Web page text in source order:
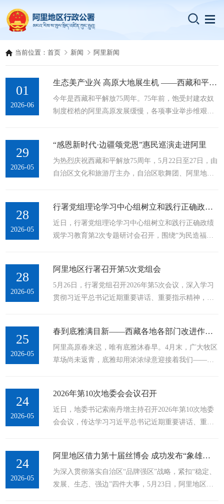
当前位置：首页 新闻 阿里新闻
01
2026-06
生态美产业兴 高原大地展生机 ——西藏和平解放75年来阿里地区发展成就综述
今年是西藏和平解放75周年。75年前，饱受封建农奴
制度桎梏的阿里高原发展缓慢，各项事业举步维艰。
会、民生等各个方面发生了翻天覆地的变化。地区生
产总值从上世纪60年代的0.082亿元攀升至2025年的
114.21亿元，城镇、农村居民人均可支配收入分别从
变和奋进力量。...
29
2026-05
“感恩新时代·边疆颂党恩”惠民巡演走进阿里
为热烈庆祝西藏和平解放75周年，5月22日至27日，由
自治区文化和旅游厅主办，自治区歌舞团、阿里地区
地区顺利开展。图为噶尔县专场演出现场。记者 洛桑
旦增 摄此次演出，自治区歌舞团精心选派26名骨干演
职人员组成文艺轻骑兵，前往普兰、札达、噶尔、日
28
2026-05
行署党组理论学习中心组树立和践行正确政绩观学习教育第2次专题研讨会召开
近日，行署党组理论学习中心组树立和践行正确政绩
观学习教育第2次专题研讨会召开，围绕“为民造福，
署各级各部门要坚持以人民为中心的发展思想，坚
持“三个赋予一个有利于”总要求，推动经济发展、城
市建设、社会治理始终贴合群众需求、贴合高原边疆
28
2026-05
阿里地区行署召开第5次党组会
5月26日，行署党组召开2026年第5次会议，深入学习
贯彻习近平总书记近期重要讲话、重要指示精神，传
作。会议指出，习近平总书记近期重要讲话、重要指
示精神，思想深邃、内容丰富，为我们做好各项工作
指明了前进方向。行署系统各级各部门要深入学习领
25
2026-05
春到底雅满目新——西藏各地各部门改进作风狠抓落实系列综述之十八
阿里高原春来迟，唯有底雅沐春早。4月末，广大牧区
草场尚未返青，底雅却用浓浓绿意迎接着我们——柳
工地里器械声震动山谷，田野里农人在辛勤劳作，操
场上孩子们在快乐踢球……“祖国疆域上的一草一木，
我们都要看好守好”“做神圣国土的守护者、幸福家园
24
2026-05
2026年第10次地委会会议召开
近日，地委书记索南丹增主持召开2026年第10次地委
会会议，传达学习习近平总书记近期重要讲话、重要
深学笃行习近平外交思想，全面落实党中央决策部署
和自治区党委工作要求，提高思想认识，突出工作重
点，全力服务国家发展大局。要持续完善口岸和传统
24
2026-05
阿里地区借力第十届丝博会 成功发布“象雄古韵”区域公用品牌
为深入贯彻落实自治区“品牌强区”战略，紧扣“稳定、
发展、生态、强边”四件大事，5月23日，阿里地区在